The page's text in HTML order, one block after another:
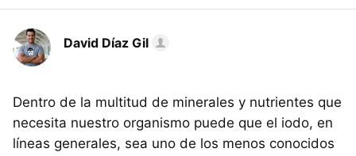
David Díaz Gil
Dentro de la multitud de minerales y nutrientes que
necesita nuestro organismo puede que el iodo, en
líneas generales, sea uno de los menos conocidos